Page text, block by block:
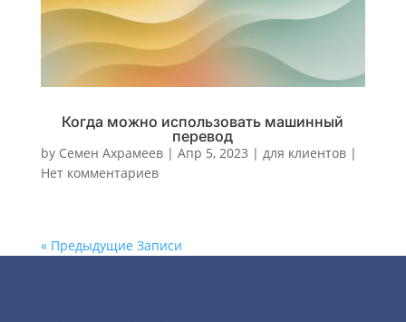
Когда можно использовать машинный
перевод
by Семен Ахрамеев| Апр 5, 2023 | для клиентов|
Нет комментариев
« Предыдущие Записи